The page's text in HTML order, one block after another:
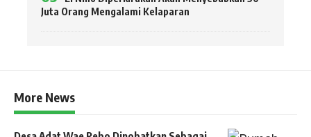
Juta Orang Mengalami Kelaparan
More News